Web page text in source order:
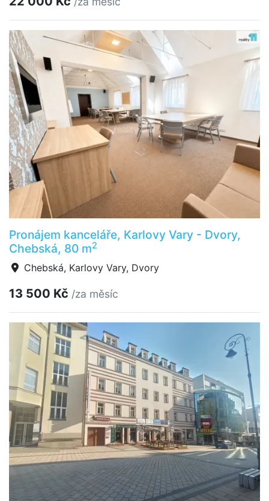
Pronájem kanceláře, Karlovy Vary - Dvory,
Chebská, 80 m2
Chebská, Karlovy Vary, Dvory
13 500 Kč /za měsíc